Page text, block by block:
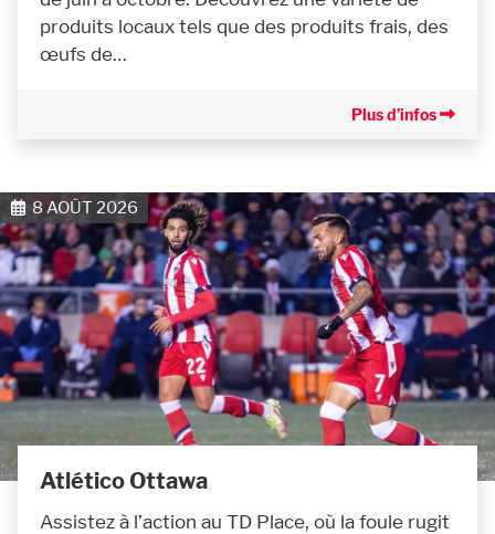
produits locaux tels que des produits frais, des
œufs de…
Plus d’infos
8 AOÛT 2026
Atlético Ottawa
Assistez à l’action au TD Place, où la foule rugit